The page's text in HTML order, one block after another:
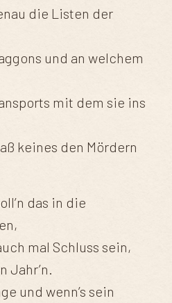
die Listen der
und an welchem
mit dem sie ins
keines den Mördern
das in die
mal Schluss sein,
Jahr’n.
und wenn’s sein